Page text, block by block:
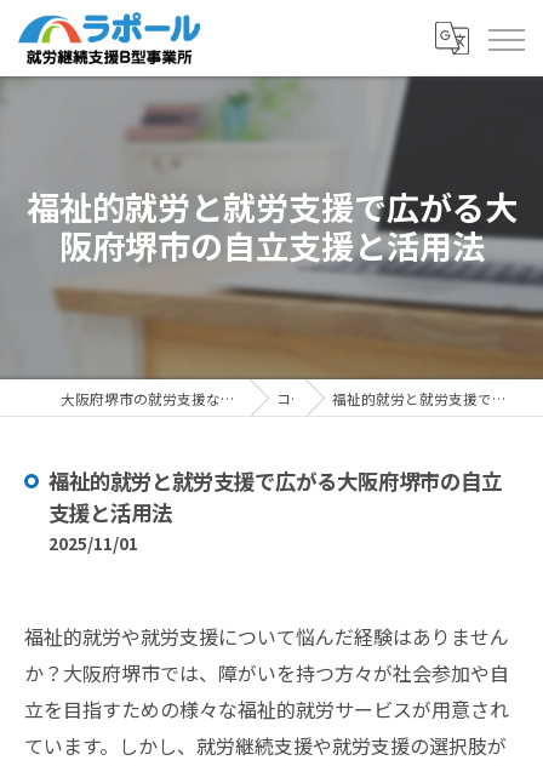
福祉的就労と就労支援で広がる大
阪府堺市の自立支援と活用法
大阪府堺市の就労支援ならラポール 就労継続支援B型事業所 コラム 福祉的就労と就労支援で広がる大阪府堺市の自立支援と活用法
福祉的就労と就労支援で広がる大阪府堺市の自立
支援と活用法
2025/11/01
福祉的就労や就労支援について悩んだ経験はありません
か？大阪府堺市では、障がいを持つ方々が社会参加や自
立を目指すための様々な福祉的就労サービスが用意され
ています。しかし、就労継続支援や就労支援の選択肢が